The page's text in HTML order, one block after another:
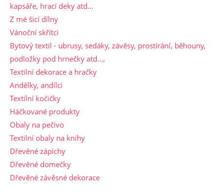
kapsáře, hrací deky atd...
Z mé šicí dílny
Vánoční skřítci
Bytový textil - ubrusy, sedáky, závěsy, prostírání, běhouny,
podložky pod hrnečky atd...,
Textilní dekorace a hračky
Andělky, andílci
Textilní kočičky
Háčkované produkty
Obaly na pečivo
Textilní obaly na knihy
Dřevěné zápichy
Dřevěné domečky
Dřevěné závěsné dekorace